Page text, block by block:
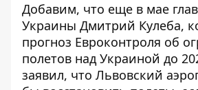
Добавим, что еще в мае
Украины Дмитрий Кулеба,
прогноз Евроконтроля об
полетов над Украиной до
заявил, что Львовский